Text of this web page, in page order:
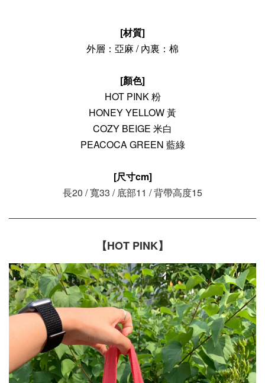
[材質]
外層：亞麻 / 內裏：棉
[顏色]
HOT PINK 粉
HONEY YELLOW 黃
COZY BEIGE 米白
PEACOCA GREEN 藍綠
[尺寸cm]
長20 / 寬33 / 底部11 / 背帶高度15
【HOT PINK】